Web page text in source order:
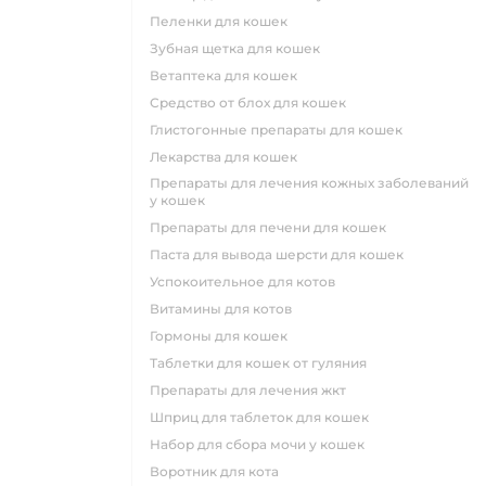
пеленки для кошек
зубная щетка для кошек
ветаптека для кошек
средство от блох для кошек
глистогонные препараты для кошек
лекарства для кошек
препараты для лечения кожных заболеваний
у кошек
препараты для печени для кошек
паста для вывода шерсти для кошек
успокоительное для котов
витамины для котов
гормоны для кошек
таблетки для кошек от гуляния
препараты для лечения жкт
шприц для таблеток для кошек
набор для сбора мочи у кошек
воротник для кота